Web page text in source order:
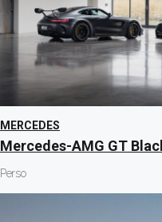
MERCEDES
Mercedes-AMG GT
Perso